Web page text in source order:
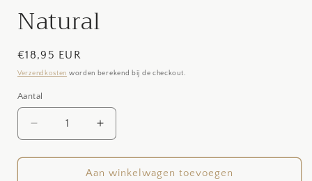
Natural
Normale
prijs
€18,95 EUR
Verzendkosten worden berekend bij de checkout.
Aantal
Aantal
Aantal
verlagen
voor
Aantal
verhogen
voor
Natural
Aan winkelwagen toevoegen